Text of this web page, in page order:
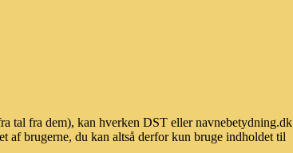
tal fra dem), kan hverken DST eller navnebetydning.dk
af brugerne, du kan altså derfor kun bruge indholdet til